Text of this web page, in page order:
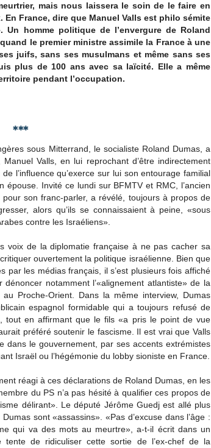
mais nous laissera le soin de le faire en
France, dire que Manuel Valls est philo sémite
Un homme politique de l’envergure de Roland
le premier ministre assimile la France à une
juifs, sans ses musulmans et même sans ses
plus de 100 ans avec sa laïcité. Elle a même
pendant l’occupation.
***
sous Mitterrand, le socialiste Roland Dumas, a
Valls, en lui reprochant d’être indirectement
l’influence qu’exerce sur lui son entourage familial
Invité ce lundi sur BFMTV et RMC, l’ancien
son franc-parler, a révélé, toujours à propos de
alors qu’ils se connaissaient à peine, «sous
contre les Israéliens».
voix de la diplomatie française à ne pas cacher sa
ouvertement la politique israélienne. Bien que
par les médias français, il s’est plusieurs fois affiché
notamment l’«alignement atlantiste» de la
Proche-Orient. Dans la même interview, Dumas
espagnol formidable qui a toujours refusé de
tout en affirmant que le fils «a pris le point de vue
préféré soutenir le fascisme. Il est vrai que Valls
dans le gouvernement, par ses accents extrémistes
Israël ou l’hégémonie du lobby sioniste en France.
réagi à ces déclarations de Roland Dumas, en les
du PS n’a pas hésité à qualifier ces propos de
délirant». Le député Jérôme Guedj est allé plus
sont «assassins». «Pas d’excuse dans l’âge :
qui va des mots au meurtre», a-t-il écrit dans un
de ridiculiser cette sortie de l’ex-chef de la